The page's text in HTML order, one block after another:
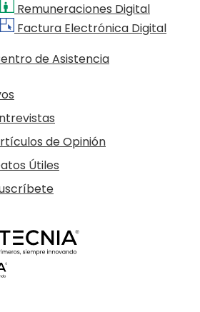
Remuneraciones Digital
Factura Electrónica Digital
de Asistencia
de Opinión
Útiles